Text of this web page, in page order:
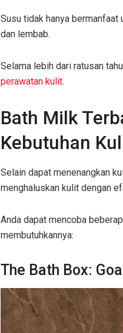
Susu tidak hanya
dan lembab.
Selama lebih dari ratusan
perawatan kulit.
Bath Milk
Kebutuhan
Selain dapat menenangkan
menghaluskan kulit dengan
Anda dapat mencoba
membutuhkannya:
The Bath Box: